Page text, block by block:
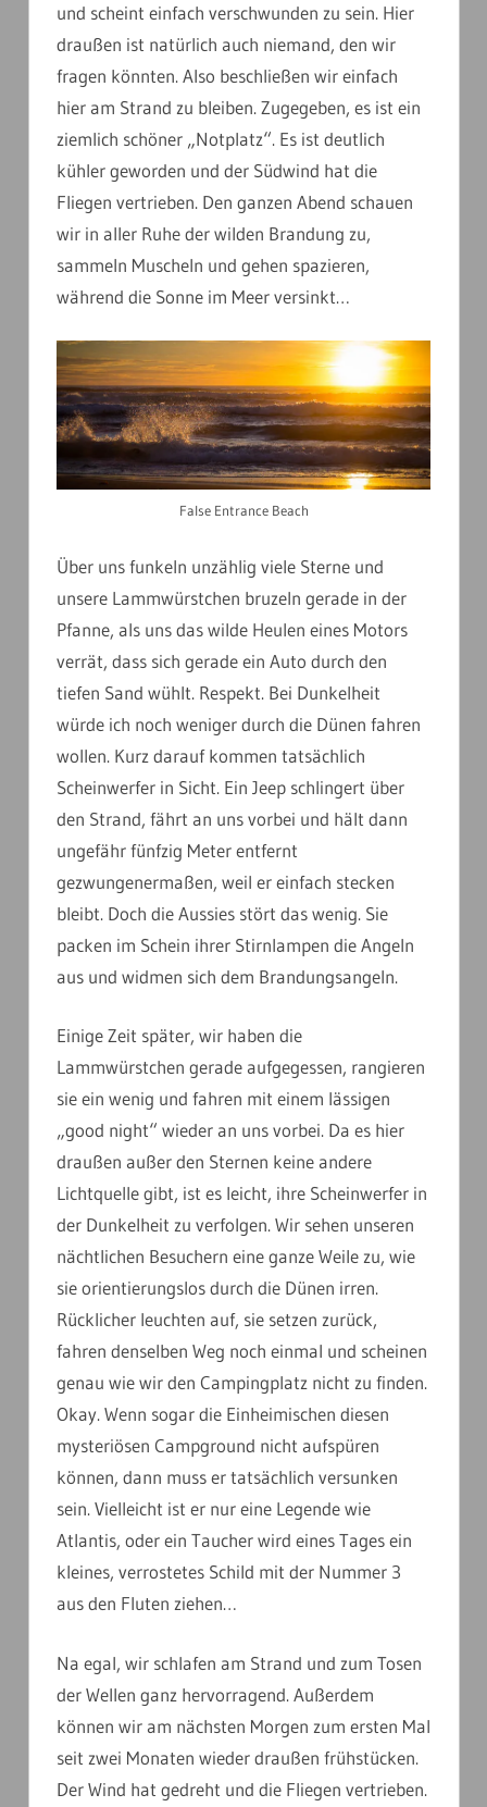
und scheint einfach verschwunden zu sein. Hier
draußen ist natürlich auch niemand, den wir
fragen könnten. Also beschließen wir einfach
hier am Strand zu bleiben. Zugegeben, es ist ein
ziemlich schöner „Notplatz“. Es ist deutlich
kühler geworden und der Südwind hat die
Fliegen vertrieben. Den ganzen Abend schauen
wir in aller Ruhe der wilden Brandung zu,
sammeln Muscheln und gehen spazieren,
während die Sonne im Meer versinkt…
False Entrance Beach
Über uns funkeln unzählig viele Sterne und
unsere Lammwürstchen bruzeln gerade in der
Pfanne, als uns das wilde Heulen eines Motors
verrät, dass sich gerade ein Auto durch den
tiefen Sand wühlt. Respekt. Bei Dunkelheit
würde ich noch weniger durch die Dünen fahren
wollen. Kurz darauf kommen tatsächlich
Scheinwerfer in Sicht. Ein Jeep schlingert über
den Strand, fährt an uns vorbei und hält dann
ungefähr fünfzig Meter entfernt
gezwungenermaßen, weil er einfach stecken
bleibt. Doch die Aussies stört das wenig. Sie
packen im Schein ihrer Stirnlampen die Angeln
aus und widmen sich dem Brandungsangeln.
Einige Zeit später, wir haben die
Lammwürstchen gerade aufgegessen, rangieren
sie ein wenig und fahren mit einem lässigen
„good night“ wieder an uns vorbei. Da es hier
draußen außer den Sternen keine andere
Lichtquelle gibt, ist es leicht, ihre Scheinwerfer in
der Dunkelheit zu verfolgen. Wir sehen unseren
nächtlichen Besuchern eine ganze Weile zu, wie
sie orientierungslos durch die Dünen irren.
Rücklicher leuchten auf, sie setzen zurück,
fahren denselben Weg noch einmal und scheinen
genau wie wir den Campingplatz nicht zu finden.
Okay. Wenn sogar die Einheimischen diesen
mysteriösen Campground nicht aufspüren
können, dann muss er tatsächlich versunken
sein. Vielleicht ist er nur eine Legende wie
Atlantis, oder ein Taucher wird eines Tages ein
kleines, verrostetes Schild mit der Nummer 3
aus den Fluten ziehen…
Na egal, wir schlafen am Strand und zum Tosen
der Wellen ganz hervorragend. Außerdem
können wir am nächsten Morgen zum ersten Mal
seit zwei Monaten wieder draußen frühstücken.
Der Wind hat gedreht und die Fliegen vertrieben.